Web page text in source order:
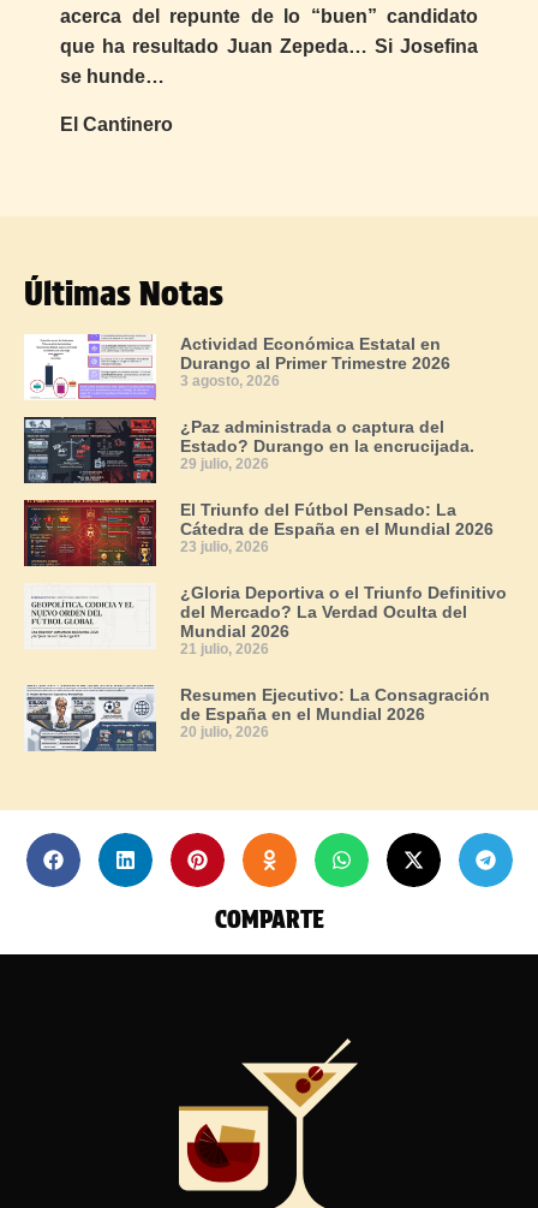
acerca del repunte de lo “buen” candidato
que ha resultado Juan Zepeda… Si Josefina
se hunde…
El Cantinero
Últimas Notas
Actividad Económica Estatal en
Durango al Primer Trimestre 2026
3 agosto, 2026
¿Paz administrada o captura del
Estado? Durango en la encrucijada.
29 julio, 2026
El Triunfo del Fútbol Pensado: La
Cátedra de España en el Mundial 2026
23 julio, 2026
¿Gloria Deportiva o el Triunfo Definitivo
del Mercado? La Verdad Oculta del
Mundial 2026
21 julio, 2026
Resumen Ejecutivo: La Consagración
de España en el Mundial 2026
20 julio, 2026
COMPARTE